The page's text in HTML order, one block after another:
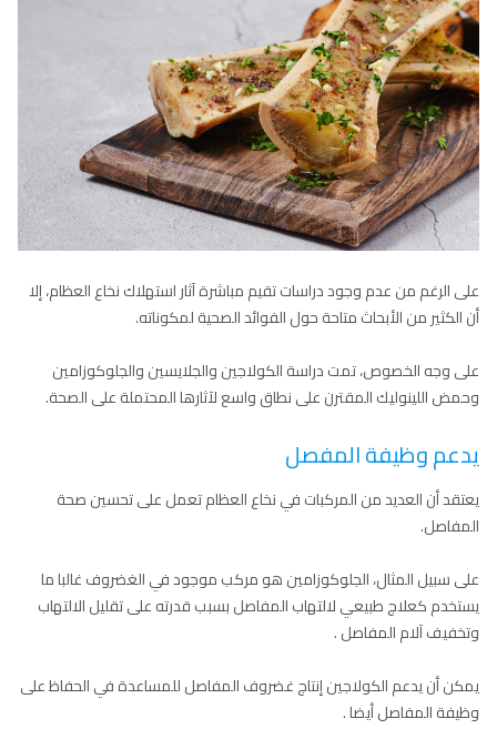
على الرغم من عدم وجود دراسات تقيم مباشرة آثار استهلاك نخاع العظام، إلا
أن الكثير من الأبحاث متاحة حول الفوائد الصحية لمكوناته.
على وجه الخصوص، تمت دراسة الكولاجين والجلايسين والجلوكوزامين
وحمض اللينوليك المقترن على نطاق واسع لآثارها المحتملة على الصحة.
يدعم وظيفة المفصل
يعتقد أن العديد من المركبات في نخاع العظام تعمل على تحسين صحة
المفاصل.
على سبيل المثال، الجلوكوزامين هو مركب موجود في الغضروف غالبا ما
يستخدم كعلاج طبيعي لالتهاب المفاصل بسبب قدرته على تقليل الالتهاب
وتخفيف آلام المفاصل .
يمكن أن يدعم الكولاجين إنتاج غضروف المفاصل للمساعدة في الحفاظ على
وظيفة المفاصل أيضا .